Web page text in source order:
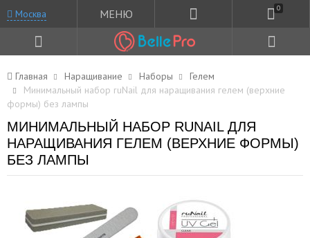
Москва МЕНЮ 0
Главная Наращивание Наборы
Гелем
Минимальный набор ruNail для наращивания гелем (верхние
формы) без лампы
МИНИМАЛЬНЫЙ НАБОР RUNAIL ДЛЯ
НАРАЩИВАНИЯ ГЕЛЕМ (ВЕРХНИЕ ФОРМЫ)
БЕЗ ЛАМПЫ